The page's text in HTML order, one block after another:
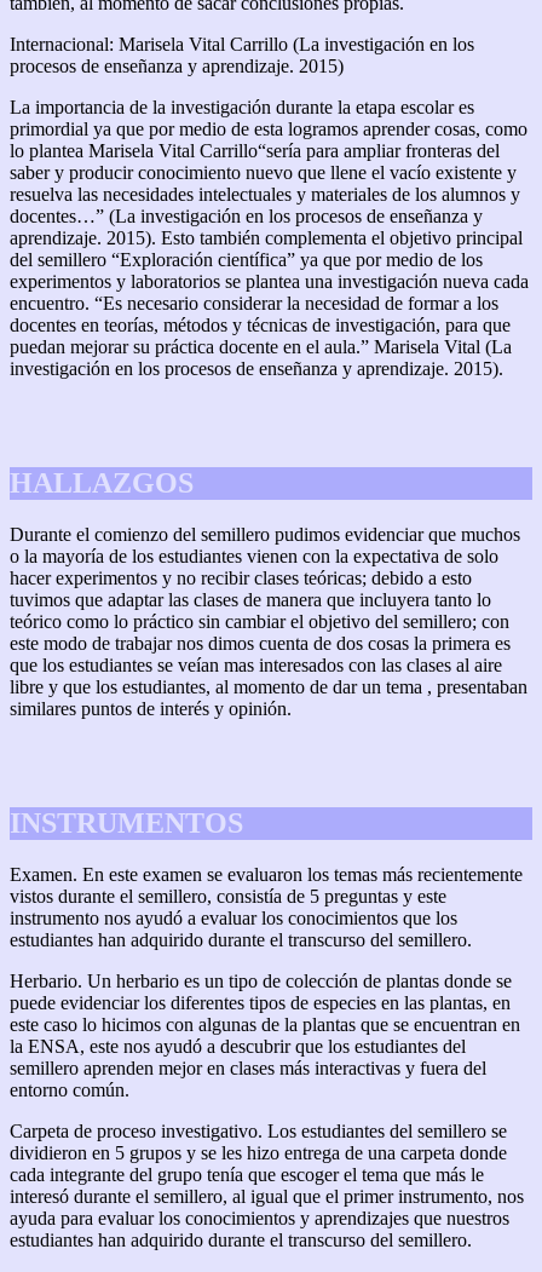
Internacional: Marisela Vital Carrillo (La investigación en los
procesos de enseñanza y aprendizaje. 2015)
La importancia de la investigación durante la etapa escolar es
primordial ya que por medio de esta logramos aprender cosas, como
lo plantea Marisela Vital Carrillo“sería para ampliar fronteras del
saber y producir conocimiento nuevo que llene el vacío existente y
resuelva las necesidades intelectuales y materiales de los alumnos y
docentes…” (La investigación en los procesos de enseñanza y
aprendizaje. 2015). Esto también complementa el objetivo principal
del semillero “Exploración científica” ya que por medio de los
experimentos y laboratorios se plantea una investigación nueva cada
encuentro. “Es necesario considerar la necesidad de formar a los
docentes en teorías, métodos y técnicas de investigación, para que
puedan mejorar su práctica docente en el aula.” Marisela Vital (La
investigación en los procesos de enseñanza y aprendizaje. 2015).
HALLAZGOS
Durante el comienzo del semillero pudimos evidenciar que muchos
o la mayoría de los estudiantes vienen con la expectativa de solo
hacer experimentos y no recibir clases teóricas; debido a esto
tuvimos que adaptar las clases de manera que incluyera tanto lo
teórico como lo práctico sin cambiar el objetivo del semillero; con
este modo de trabajar nos dimos cuenta de dos cosas la primera es
que los estudiantes se veían mas interesados con las clases al aire
libre y que los estudiantes, al momento de dar un tema , presentaban
similares puntos de interés y opinión.
INSTRUMENTOS
Examen. En este examen se evaluaron los temas más recientemente
vistos durante el semillero, consistía de 5 preguntas y este
instrumento nos ayudó a evaluar los conocimientos que los
estudiantes han adquirido durante el transcurso del semillero.
Herbario. Un herbario es un tipo de colección de plantas donde se
puede evidenciar los diferentes tipos de especies en las plantas, en
este caso lo hicimos con algunas de la plantas que se encuentran en
la ENSA, este nos ayudó a descubrir que los estudiantes del
semillero aprenden mejor en clases más interactivas y fuera del
entorno común.
Carpeta de proceso investigativo. Los estudiantes del semillero se
dividieron en 5 grupos y se les hizo entrega de una carpeta donde
cada integrante del grupo tenía que escoger el tema que más le
interesó durante el semillero, al igual que el primer instrumento, nos
ayuda para evaluar los conocimientos y aprendizajes que nuestros
estudiantes han adquirido durante el transcurso del semillero.